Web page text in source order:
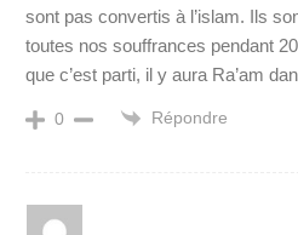
sont pas convertis à l’islam. Ils
toutes nos souffrances pendant
que c’est parti, il y aura Ra’am
0 Répondre